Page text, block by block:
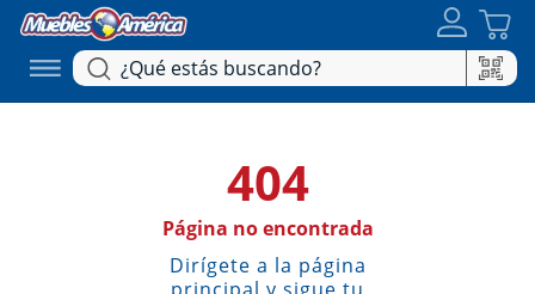
404
Página no encontrada
Dirígete a la página